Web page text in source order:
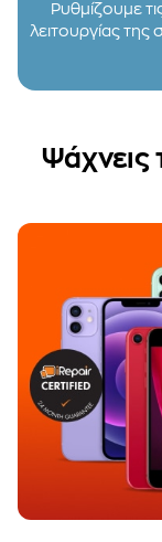
Ρυθμίζουμε
λειτουργίας της